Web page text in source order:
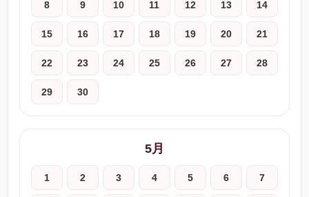
8 9 10 11 12 13 14
15 16 17 18 19 20 21
22 23 24 25 26 27 28
29 30
5月
1 2 3 4 5 6 7